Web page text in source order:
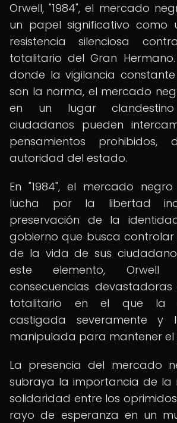
Orwell, "1984", el mercado
un papel significativo como
resistencia silenciosa
totalitario del Gran
donde la vigilancia
son la norma, el mercado
en un lugar
ciudadanos pueden
pensamientos prohibidos,
autoridad del estado.
En "1984", el mercado
lucha por la libertad
preservación de la
gobierno que busca
de la vida de sus
este elemento, Orwell
consecuencias
totalitario en el que la
castigada severamente y
manipulada para mantener el
La presencia del mercado
subraya la importancia de la
solidaridad entre los
rayo de esperanza en un